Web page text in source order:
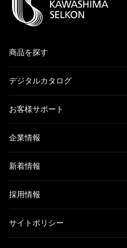
商品を探す
デジタルカタログ
お客様サポート
企業情報
新着情報
採用情報
サイトポリシー